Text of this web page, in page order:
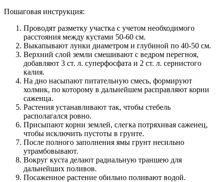
Пошаговая инструкция:
Проводят разметку участка с учетом необходимого
расстояния между кустами 50-60 см.
Выкапывают лунки диаметром и глубиной по 40-50 см.
Верхний слой земли смешивают с ведром перегноя,
добавляют 3 ст. л. суперфосфата и 2 ст. л. сернистого
калия.
На дно насыпают питательную смесь, формируют
холмик, по которому в дальнейшем расправляют корни
саженца.
Растения устанавливают так, чтобы стебель
располагался ровно.
Присыпают корни землей, слегка потряхивая саженец,
чтобы исключить пустоты в грунте.
После полного заполнения ямы грунт несильно
утрамбовывают.
Вокруг куста делают радиальную траншею для
дальнейших поливов.
Посаженное растение обильно поливают водой.